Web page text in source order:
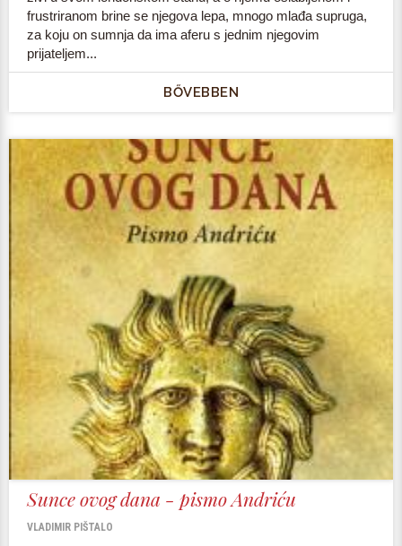
frustriranom brine se njegova lepa, mnogo mlađa supruga,
za koju on sumnja da ima aferu s jednim njegovim
prijateljem...
BŐVEBBEN
Sunce ovog dana - pismo Andriću
VLADIMIR PIŠTALO